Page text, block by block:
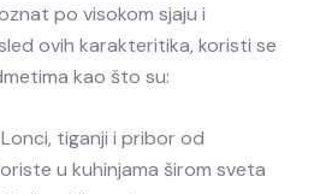
po visokom sjaju i
ovih karakteritika, koristi se
kao što su:
Lonci, tiganji i pribor od
u kuhinjama širom sveta